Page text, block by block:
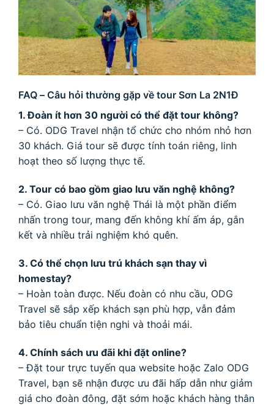
FAQ – Câu hỏi thường gặp về tour Sơn La 2N1Đ
1. Đoàn ít hơn 30 người có thể đặt tour không?
– Có. ODG Travel nhận tổ chức cho nhóm nhỏ hơn
30 khách. Giá tour sẽ được tính toán riêng, linh
hoạt theo số lượng thực tế.
2. Tour có bao gồm giao lưu văn nghệ không?
– Có. Giao lưu văn nghệ Thái là một phần điểm
nhấn trong tour, mang đến không khí ấm áp, gắn
kết và nhiều trải nghiệm khó quên.
3. Có thể chọn lưu trú khách sạn thay vì
homestay?
– Hoàn toàn được. Nếu đoàn có nhu cầu, ODG
Travel sẽ sắp xếp khách sạn phù hợp, vẫn đảm
bảo tiêu chuẩn tiện nghi và thoải mái.
4. Chính sách ưu đãi khi đặt online?
– Đặt tour trực tuyến qua website hoặc Zalo ODG
Travel, bạn sẽ nhận được ưu đãi hấp dẫn như giảm
giá cho đoàn đông, đặt sớm hoặc khách hàng thân